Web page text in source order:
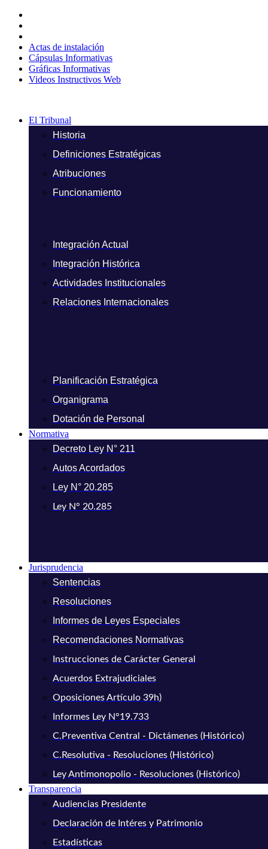
contenido
Actas de instalación
Cápsulas Informativas
Gráficas Informativas
Videos Instructivos Web
El Tribunal
Historia
Definiciones Estratégicas
Atribuciones
Funcionamiento
Integración Actual
Integración Histórica
Actividades Institucionales
Relaciones Internacionales
Planificación Estratégica
Organigrama
Dotación de Personal
Normativa
Decreto Ley N° 211
Autos Acordados
Ley N° 20.285
Ley N° 20.285
Jurisprudencia
Sentencias
Resoluciones
Informes de Leyes Especiales
Recomendaciones Normativas
Instrucciones de Carácter General
Acuerdos Extrajudiciales
Oposiciones Artículo 39h)
Informes Ley N°19.733
C.Preventiva Central - Dictámenes (Histórico)
C.Resolutiva - Resoluciones (Histórico)
Ley Antimonopolio - Resoluciones (Histórico)
Transparencia
Audiencias Presidente
Declaración de Intéres y Patrimonio
Estadísticas